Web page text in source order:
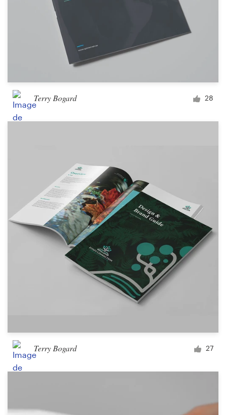
Terry Bogard 28
Terry Bogard 27